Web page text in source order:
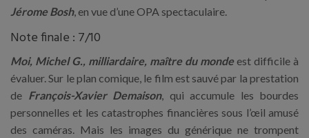
Jérome Bosh, en vue d’une OPA spectaculaire.
Note finale : 7/10
Moi, Michel G., milliardaire, maître du monde est difficile à
évaluer. Sur le plan comique, le film est sauvé par la prestation
de François-Xavier Demaison, qui accumule les bourdes
personnelles et les catastrophes financières sous l’œil amusé
des caméras. Mais les images du générique ne trompent